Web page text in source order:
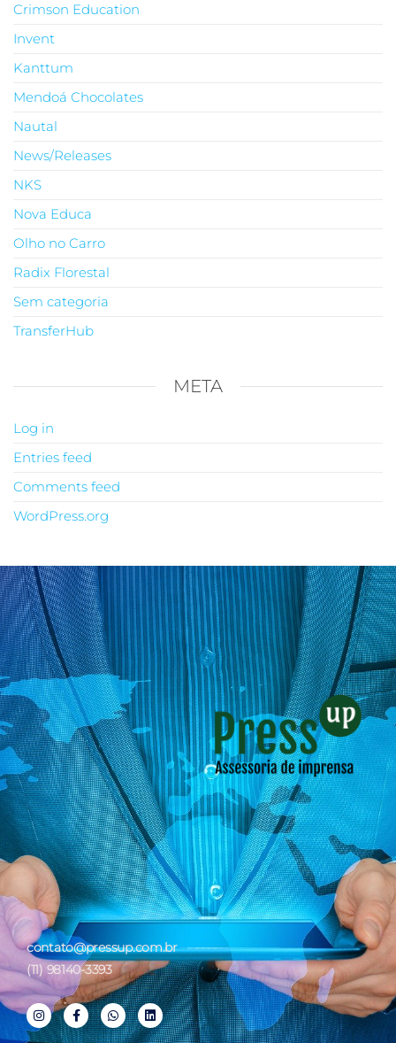
Crimson Education
Invent
Kanttum
Mendoá Chocolates
Nautal
News/Releases
NKS
Nova Educa
Olho no Carro
Radix Florestal
Sem categoria
TransferHub
META
Log in
Entries feed
Comments feed
WordPress.org
contato@pressup.com.br
(11) 98140-3393